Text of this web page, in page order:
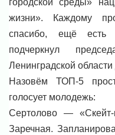
городской среды»
жизни». Каждому
спасибо, ещё есть
подчеркнул
Ленинградской
Назовём ТОП-5
голосует молодежь:
Сертолово —
Заречная.